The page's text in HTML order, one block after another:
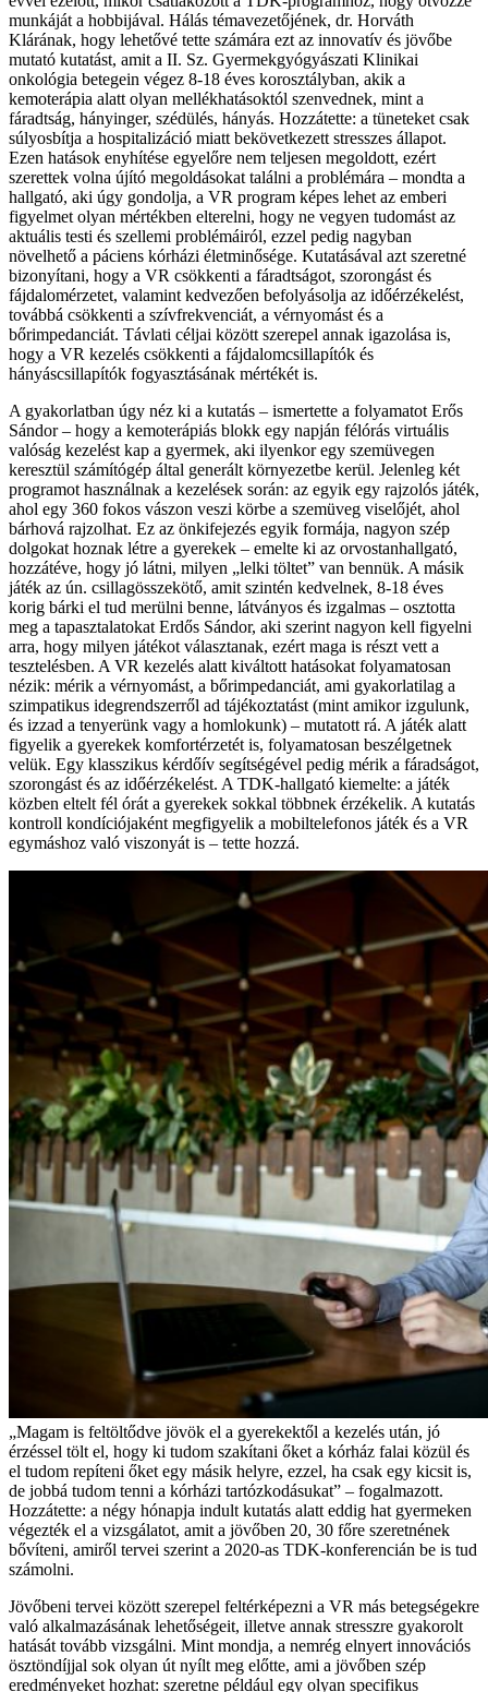
munkáját a hobbijával. Hálás témavezetőjének, dr. Horváth
Klárának, hogy lehetővé tette számára ezt az innovatív és jövőbe
mutató kutatást, amit a II. Sz. Gyermekgyógyászati Klinikai
onkológia betegein végez 8-18 éves korosztályban, akik a
kemoterápia alatt olyan mellékhatásoktól szenvednek, mint a
fáradtság, hányinger, szédülés, hányás. Hozzátette: a tüneteket csak
súlyosbítja a hospitalizáció miatt bekövetkezett stresszes állapot.
Ezen hatások enyhítése egyelőre nem teljesen megoldott, ezért
szerettek volna újító megoldásokat találni a problémára – mondta a
hallgató, aki úgy gondolja, a VR program képes lehet az emberi
figyelmet olyan mértékben elterelni, hogy ne vegyen tudomást az
aktuális testi és szellemi problémáiról, ezzel pedig nagyban
növelhető a páciens kórházi életminősége. Kutatásával azt szeretné
bizonyítani, hogy a VR csökkenti a fáradtságot, szorongást és
fájdalomérzetet, valamint kedvezően befolyásolja az időérzékelést,
továbbá csökkenti a szívfrekvenciát, a vérnyomást és a
bőrimpedanciát. Távlati céljai között szerepel annak igazolása is,
hogy a VR kezelés csökkenti a fájdalomcsillapítók és
hányáscsillapítók fogyasztásának mértékét is.
A gyakorlatban úgy néz ki a kutatás – ismertette a folyamatot Erős
Sándor – hogy a kemoterápiás blokk egy napján félórás virtuális
valóság kezelést kap a gyermek, aki ilyenkor egy szemüvegen
keresztül számítógép által generált környezetbe kerül. Jelenleg két
programot használnak a kezelések során: az egyik egy rajzolós játék,
ahol egy 360 fokos vászon veszi körbe a szemüveg viselőjét, ahol
bárhová rajzolhat. Ez az önkifejezés egyik formája, nagyon szép
dolgokat hoznak létre a gyerekek – emelte ki az orvostanhallgató,
hozzátéve, hogy jó látni, milyen „lelki töltet” van bennük. A másik
játék az ún. csillagösszekötő, amit szintén kedvelnek, 8-18 éves
korig bárki el tud merülni benne, látványos és izgalmas – osztotta
meg a tapasztalatokat Erdős Sándor, aki szerint nagyon kell figyelni
arra, hogy milyen játékot választanak, ezért maga is részt vett a
tesztelésben. A VR kezelés alatt kiváltott hatásokat folyamatosan
nézik: mérik a vérnyomást, a bőrimpedanciát, ami gyakorlatilag a
szimpatikus idegrendszerről ad tájékoztatást (mint amikor izgulunk,
és izzad a tenyerünk vagy a homlokunk) – mutatott rá. A játék alatt
figyelik a gyerekek komfortérzetét is, folyamatosan beszélgetnek
velük. Egy klasszikus kérdőív segítségével pedig mérik a fáradságot,
szorongást és az időérzékelést. A TDK-hallgató kiemelte: a játék
közben eltelt fél órát a gyerekek sokkal többnek érzékelik. A kutatás
kontroll kondíciójaként megfigyelik a mobiltelefonos játék és a VR
egymáshoz való viszonyát is – tette hozzá.
„Magam is feltöltődve jövök el a gyerekektől a kezelés után, jó
érzéssel tölt el, hogy ki tudom szakítani őket a kórház falai közül és
el tudom repíteni őket egy másik helyre, ezzel, ha csak egy kicsit is,
de jobbá tudom tenni a kórházi tartózkodásukat” – fogalmazott.
Hozzátette: a négy hónapja indult kutatás alatt eddig hat gyermeken
végezték el a vizsgálatot, amit a jövőben 20, 30 főre szeretnének
bővíteni, amiről tervei szerint a 2020-as TDK-konferencián be is tud
számolni.
Jövőbeni tervei között szerepel feltérképezni a VR más betegségekre
való alkalmazásának lehetőségeit, illetve annak stresszre gyakorolt
hatását tovább vizsgálni. Mint mondja, a nemrég elnyert innovációs
ösztöndíjjal sok olyan út nyílt meg előtte, ami a jövőben szép
eredményeket hozhat: szeretne például egy olyan specifikus